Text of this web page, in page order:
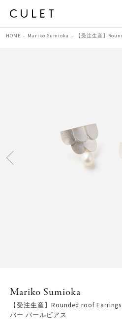
HOME Mariko Sumioka 【受注生産】Rounded
Mariko Sumioka
【受注生産】Rounded roof
バー パールピアス